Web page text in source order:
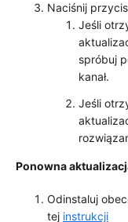
Naciśnij
Jeśli
spróbuj
kanał.
Jeśli
Ponowna
Odinstaluj
tej instrukcji